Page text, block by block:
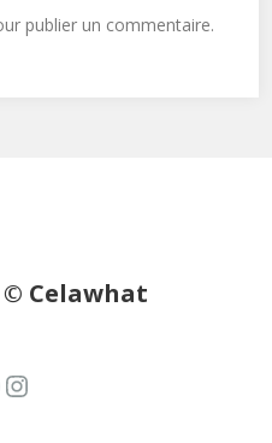
publier un commentaire.
© Celawhat
Instagram